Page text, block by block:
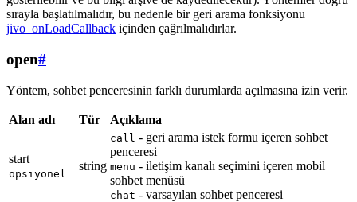
sırayla başlatılmalıdır, bu nedenle bir geri arama fonksiyonu
jivo_onLoadCallback içinden çağrılmalıdırlar.
open#
Yöntem, sohbet penceresinin farklı durumlarda açılmasına izin verir.
Alan adı Tür Açıklama
start
opsiyonel
string
call - geri arama istek formu içeren sohbet
penceresi
menu - iletişim kanalı seçimini içeren mobil
sohbet menüsü
chat - varsayılan sohbet penceresi